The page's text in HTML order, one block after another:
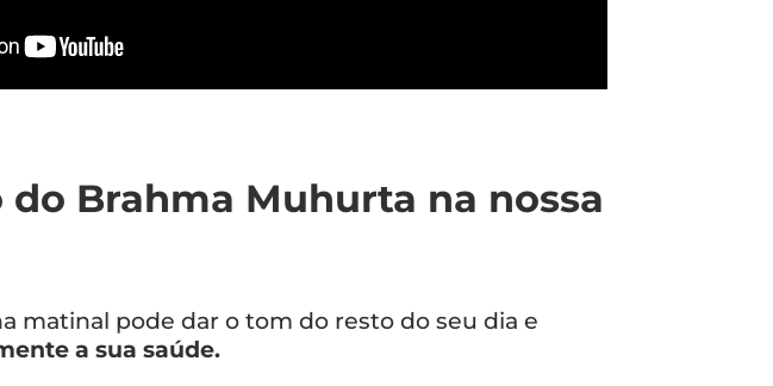
Brahma Muhurta na nossa
matinal pode dar o tom do resto do seu dia e
a sua saúde.